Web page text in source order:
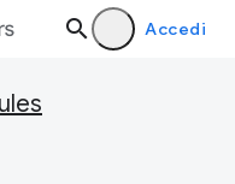
Accedi